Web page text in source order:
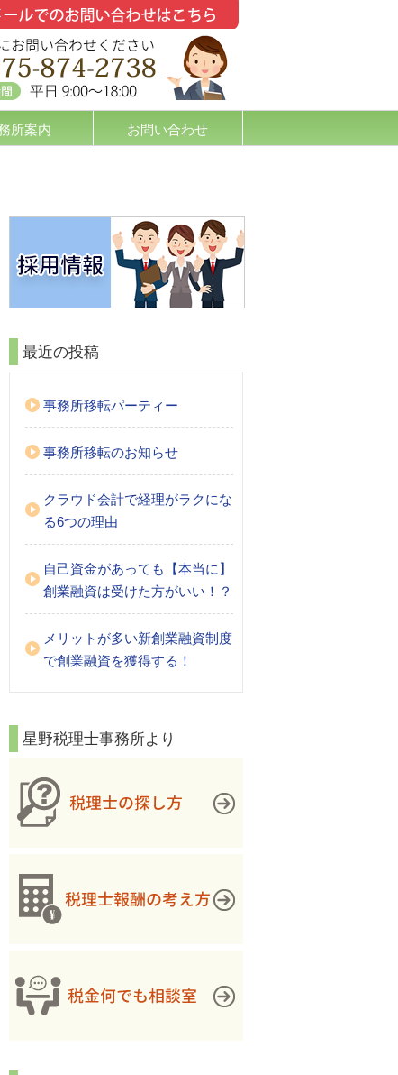
所案内 お問い合わせ
最近の投稿
事務所移転パーティー
事務所移転のお知らせ
クラウド会計で経理がラクにな
る6つの理由
自己資金があっても【本当に】
創業融資は受けた方がいい！？
メリットが多い新創業融資制度
で創業融資を獲得する！
星野税理士事務所より